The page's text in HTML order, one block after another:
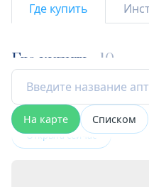
Где купить
Где купить 10
На карте Списком
Открыта сейчас